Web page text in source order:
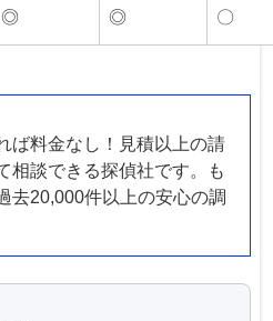
◎ ◎ 〇
ば料金なし！見積以上の請
相談できる探偵社です。も
去20,000件以上の安心の調